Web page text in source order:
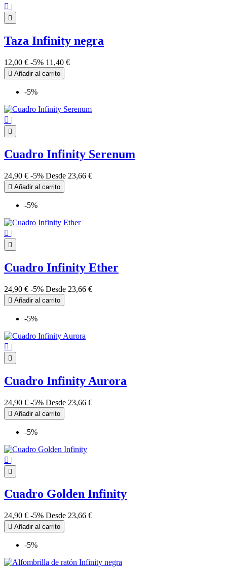
 |

Taza Infinity negra
12,00 € -5% 11,40 €
 Añadir al carrito
-5%
 |

Cuadro Infinity Serenum
24,90 € -5% Desde 23,66 €
 Añadir al carrito
-5%
 |

Cuadro Infinity Ether
24,90 € -5% Desde 23,66 €
 Añadir al carrito
-5%
 |

Cuadro Infinity Aurora
24,90 € -5% Desde 23,66 €
 Añadir al carrito
-5%
 |

Cuadro Golden Infinity
24,90 € -5% Desde 23,66 €
 Añadir al carrito
-5%